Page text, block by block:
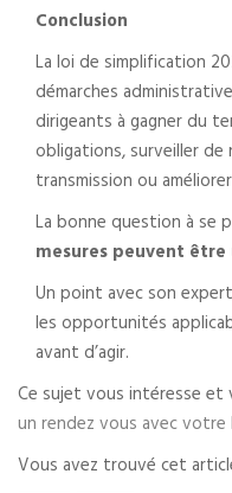
Conclusion
La loi de simplification
démarches
dirigeants à gagner du
obligations, surveiller de
transmission ou
La bonne question à se
mesures peuvent
Un point avec son
les opportunités
avant d’agir.
Ce sujet vous intéresse et
un rendez vous avec
Vous avez trouvé cet